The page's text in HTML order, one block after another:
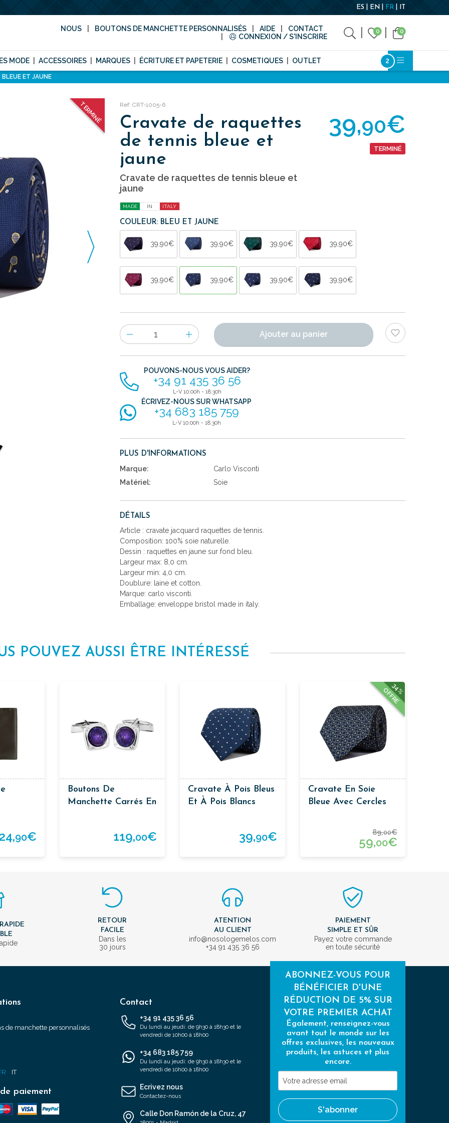
ES EN FR IT
NOUS BOUTONS DE MANCHETTE PERSONNALISÉS AIDE
CONTACT
CONNEXION / S'INSCRIRE
0 0
MODE ACCESSOIRES MARQUES ÉCRITURE ET PAPETERIE COSMETIQUES OUTLET
ET JAUNE
TERMINÉ Ref: CRT-1005-6
Cravate de raquettes
de tennis bleue et
jaune
Cravate de raquettes de tennis bleue et
jaune
MADE IN ITALY
39,90€
TERMINÉ
COULEUR: BLEU ET JAUNE
39,90€ 39,90€ 39,90€ 39,90€
39,90€ 39,90€ 39,90€ 39,90€
Nombre
d'items
Ajouter au panier
POUVONS-NOUS VOUS AIDER?
+34 91 435 36 56
L-V 10:00h - 18:30h
ÉCRIVEZ-NOUS SUR WHATSAPP
+34 683 185 759
L-V 10:00h - 18:30h
PLUS D'INFORMATIONS
Marque:
Carlo Visconti
Matériel:
Soie
DÉTAILS
Article : cravate jacquard raquettes de tennis.
Composition: 100% soie naturelle.
Dessin : raquettes en jaune sur fond bleu.
Largeur max: 8,0 cm.
Largeur min: 4,0 cm.
Doublure: laine et cotton.
Marque: carlo visconti.
Emballage: enveloppe bristol made in italy.
POUVEZ AUSSI ÊTRE INTÉRESSÉ
90€
Boutons De
Manchette Carrés En
119,00€
Cravate À Pois Bleus
Et À Pois Blancs
39,90€
34%
OFFRE
Cravate En Soie
Bleue Avec Cercles
89,00€
59,00€
RETOUR
FACILE
Dans les
30 jours
ATENTION
AU CLIENT
info@nosologemelos.com
+34 91 435 36 56
PAIEMENT
SIMPLE ET SÛR
Payez votre commande
en toute sécurité
de manchette personnalisés
IT
paiement
Contact
+34 91 435 36 56
Du lundi au jeudi: de 9h30 à 18h30 et le
vendredi de 10h00 à 18h00
+34 683 185 759
Du lundi au jeudi: de 9h30 à 18h30 et le
vendredi de 10h00 à 18h00
Ecrivez nous
Contactez-nous
Calle Don Ramón de la Cruz, 47
ABONNEZ-VOUS POUR
BÉNÉFICIER D'UNE
RÉDUCTION DE 5% SUR
VOTRE PREMIER ACHAT
Également, renseignez-vous
avant tout le monde sur les
offres exclusives, les nouveaux
produits, les astuces et plus
encore.
Votre
adresse
email
S'abonner